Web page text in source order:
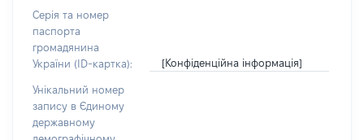
Серія та номер
паспорта
громадянина
України (ID-картка):
[Конфіденційна інформація]
Унікальний номер
запису в Єдиному
державному